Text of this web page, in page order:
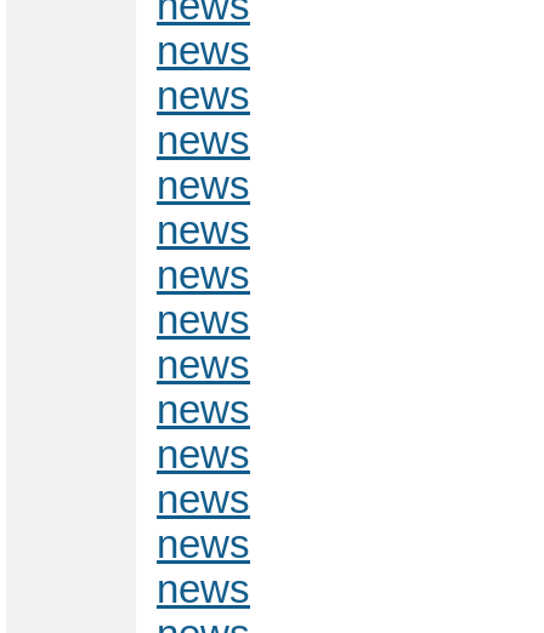
news
news
news
news
news
news
news
news
news
news
news
news
news